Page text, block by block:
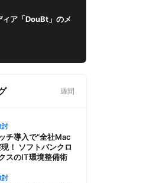
ア「DouBt」のメ
週間
討
チ導入で“全社Mac
！ ソフトバンクロ
スのIT環境整備術
討